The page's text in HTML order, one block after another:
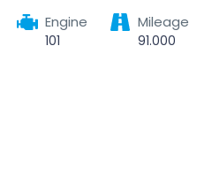
Engine
101
Mileage
91.000